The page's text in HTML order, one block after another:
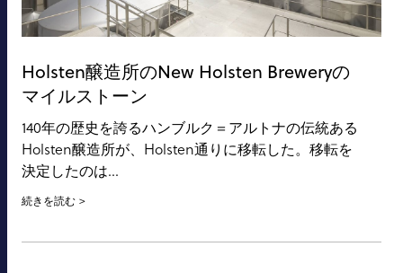
Holsten醸造所のNew Holsten Breweryの
マイルストーン
140年の歴史を誇るハンブルク＝アルトナの伝統ある
Holsten醸造所が、Holsten通りに移転した。移転を
決定したのは...
続きを読む